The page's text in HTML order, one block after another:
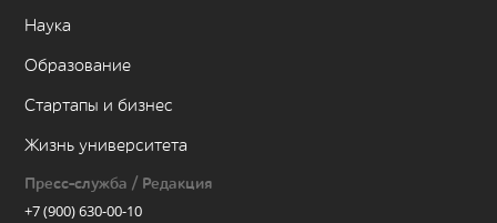
Наука
Образование
Стартапы и бизнес
Жизнь университета
Пресс-служба / Редакция
+7 (900) 630-00-10